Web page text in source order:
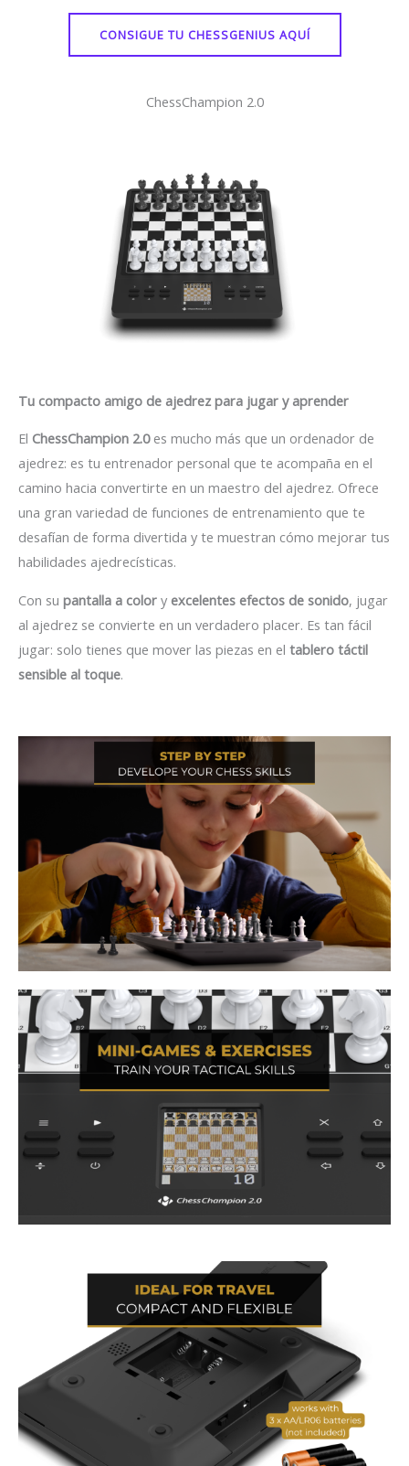
CONSIGUE TU CHESSGENIUS AQUÍ
ChessChampion 2.0
Tu compacto amigo de ajedrez para jugar y aprender
El ChessChampion 2.0es mucho más que un ordenador de
ajedrez: es tu entrenador personal que te acompaña en el
camino hacia convertirte en un maestro del ajedrez. Ofrece
una gran variedad de funciones de entrenamiento que te
desafían de forma divertida y te muestran cómo mejorar tus
habilidades ajedrecísticas.
Con su pantalla a color y excelentes efectos de sonido, jugar
al ajedrez se convierte en un verdadero placer. Es tan fácil
jugar: solo tienes que mover las piezas en el tablero táctil
sensible al toque.